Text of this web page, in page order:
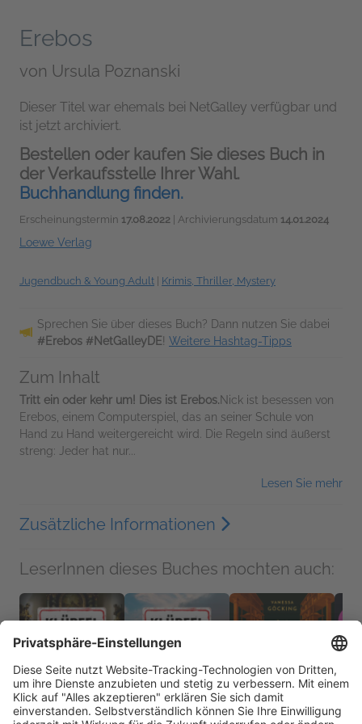
Erebos
von Ursula Poznanski
Dieser Titel war ehemals bei NetGalley verfügbar und
ist jetzt archiviert.
Bestellen oder kaufen Sie dieses Buch in
der Verkaufsstelle Ihrer Wahl.
Buchhandlung finden.
Erscheinungstermin 17.08.2022 | Archivierungsdatum 14.01.2024
Loewe Verlag
Jugendbuch & Young Adult Krimis, Thriller, Mystery
Sprechen Sie über dieses Buch? Dann nutzen Sie dabei
#Erebos #NetGalleyDE! Weitere Hashtag-Tipps
Zum Inhalt
Tritt ein oder kehr um! Dies ist Erebos.Nick ist besessen von
Erebos, einem Computerspiel, das an seiner Schule von
Hand zu Hand weitergereicht wird. Die Regeln sind äußerst
streng: Jeder hat nur...
Lesen Sie mehr
Zusätzliche Informationen
LeserInnen dieses Buches mochten auch: